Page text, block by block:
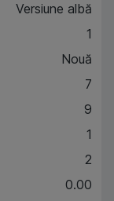
Versiune albă
1
Nouă
7
9
1
2
0.00